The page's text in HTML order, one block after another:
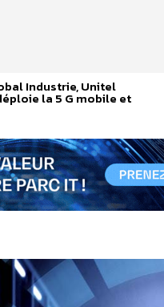
Industrie, Unitel
la 5 G mobile et